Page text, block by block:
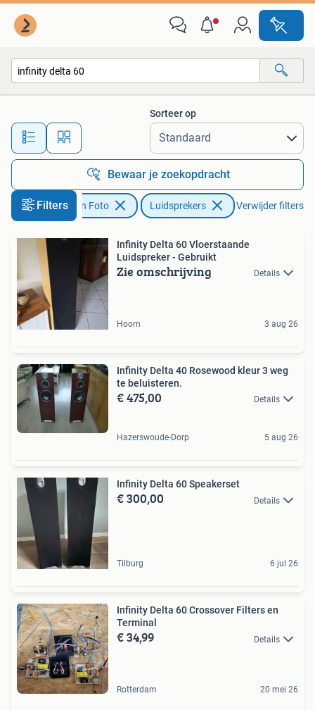
Alle afstanden…
Sorteer op
Bewaar je zoekopdracht
Filters
Audio, Tv en Foto Luidsprekers Verwijder filters
Infinity Delta 60 Vloerstaande
Luidspreker - Gebruikt
Zie omschrijving Details
Hoorn 3 aug 26
Infinity Delta 40 Rosewood kleur 3 weg
te beluisteren.
€ 475,00 Details
Hazerswoude-Dorp 5 aug 26
Infinity Delta 60 Speakerset
€ 300,00 Details
Tilburg 6 jul 26
Infinity Delta 60 Crossover Filters en
Terminal
€ 34,99 Details
Rotterdam 20 mei 26